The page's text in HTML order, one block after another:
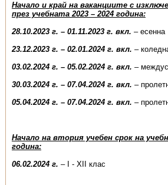
Начало и край на ваканциите с
през учебната 2023 – 2024 година:
28.10.2023 г. – 01.11.2023 г. вкл. – есенна
23.12.2023 г. – 02.01.2024 г. вкл. –
03.02.2024 г. – 05.02.2024 г. вкл. –
30.03.2024 г. – 07.04.2024 г. вкл. –
05.04.2024 г. – 07.04.2024 г. вкл. –
Начало на втория учебен срок на
година:
06.02.2024 г. – I - XII клас